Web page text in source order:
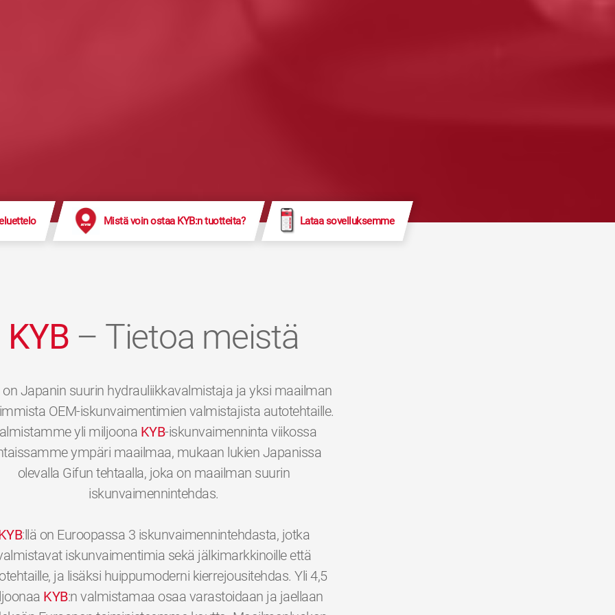
Mistä voin ostaa KYB:n tuotteita? Lataa sovelluksemme
KYB – Tietoa meistä
on Japanin suurin hydrauliikkavalmistaja ja yksi maailman
OEM-iskunvaimentimien valmistajista autotehtaille.
yli miljoona KYB-iskunvaimenninta viikossa
ympäri maailmaa, mukaan lukien Japanissa
olevalla Gifun tehtaalla, joka on maailman suurin
iskunvaimennintehdas.
:llä on Euroopassa 3 iskunvaimennintehdasta, jotka
iskunvaimentimia sekä jälkimarkkinoille että
ja lisäksi huippumoderni kierrejousitehdas. Yli 4,5
KYB:n valmistamaa osaa varastoidaan ja jaellaan